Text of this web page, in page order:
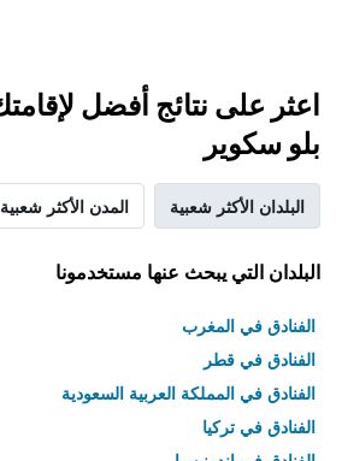
بلو سكوير
البلدان الأكثر شعبية المدن الأكثر شعبية
البلدان التي يبحث عنها مستخدمونا
الفنادق في المغرب
الفنادق في قطر
الفنادق في المملكة العربية السعودية
الفنادق في تركيا